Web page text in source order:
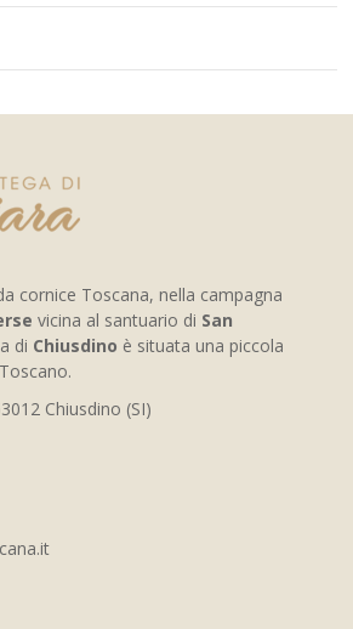
cornice Toscana, nella campagna
vicina al santuario di San
di Chiusdino è situata una piccola
Chiusdino (SI)